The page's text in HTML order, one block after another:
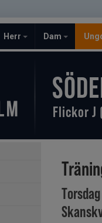
Herr Dam
Flickor J